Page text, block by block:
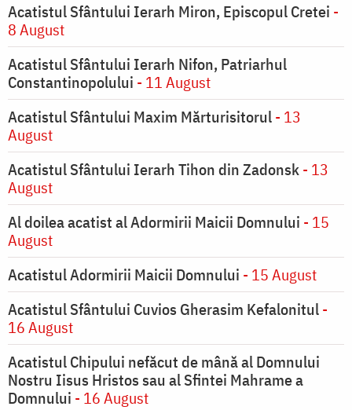
Acatistul Sfântului Ierarh Miron, Episcopul Cretei -
8 August
Acatistul Sfântului Ierarh Nifon, Patriarhul
Constantinopolului - 11 August
Acatistul Sfântului Maxim Mărturisitorul- 13
August
Acatistul Sfântului Ierarh Tihon din Zadonsk- 13
August
Al doilea acatist al Adormirii Maicii Domnului - 15
August
Acatistul Adormirii Maicii Domnului - 15 August
Acatistul Sfântului Cuvios Gherasim Kefalonitul-
16 August
Acatistul Chipului nefăcut de mână al Domnului
Nostru Iisus Hristos sau al Sfintei Mahrame a
Domnului - 16 August